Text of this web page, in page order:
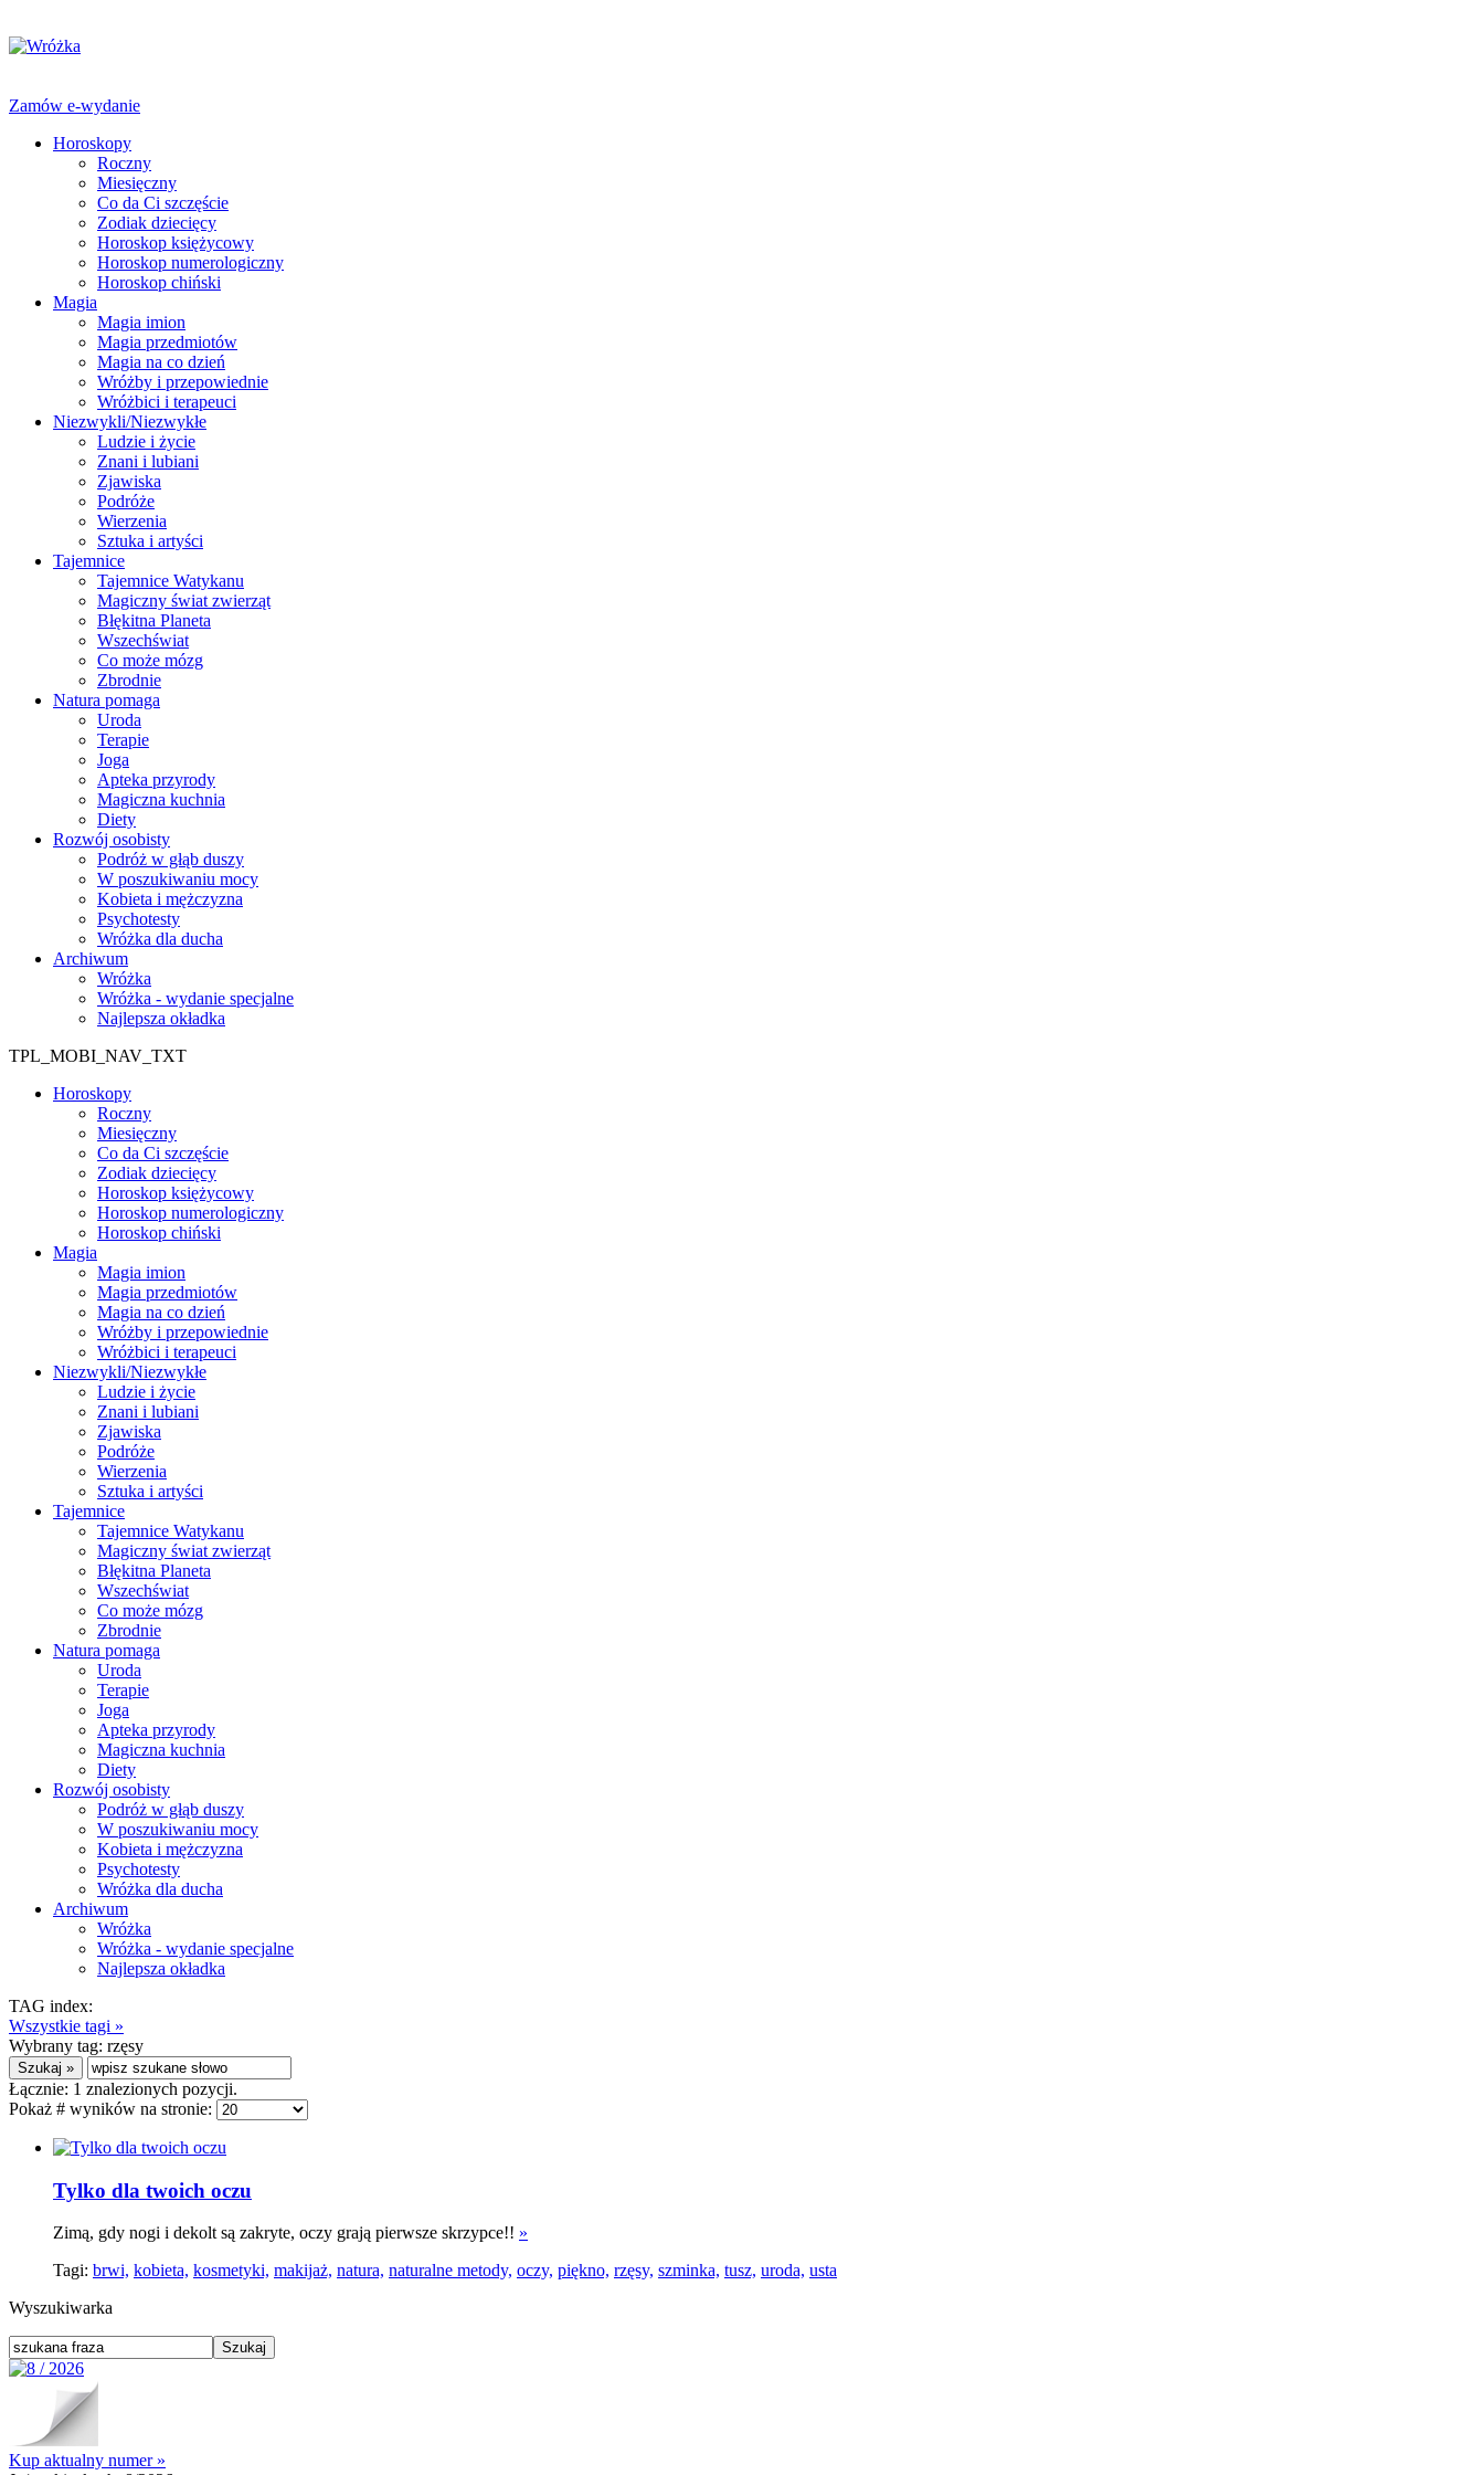
Zamów e-wydanie
Horoskopy
Roczny
Miesięczny
Co da Ci szczęście
Zodiak dziecięcy
Horoskop księżycowy
Horoskop numerologiczny
Horoskop chiński
Magia
Magia imion
Magia przedmiotów
Magia na co dzień
Wróżby i przepowiednie
Wróżbici i terapeuci
Niezwykli/Niezwykłe
Ludzie i życie
Znani i lubiani
Zjawiska
Podróże
Wierzenia
Sztuka i artyści
Tajemnice
Tajemnice Watykanu
Magiczny świat zwierząt
Błękitna Planeta
Wszechświat
Co może mózg
Zbrodnie
Natura pomaga
Uroda
Terapie
Joga
Apteka przyrody
Magiczna kuchnia
Diety
Rozwój osobisty
Podróż w głąb duszy
W poszukiwaniu mocy
Kobieta i mężczyzna
Psychotesty
Wróżka dla ducha
Archiwum
Wróżka
Wróżka - wydanie specjalne
Najlepsza okładka
TPL_MOBI_NAV_TXT
Horoskopy
Roczny
Miesięczny
Co da Ci szczęście
Zodiak dziecięcy
Horoskop księżycowy
Horoskop numerologiczny
Horoskop chiński
Magia
Magia imion
Magia przedmiotów
Magia na co dzień
Wróżby i przepowiednie
Wróżbici i terapeuci
Niezwykli/Niezwykłe
Ludzie i życie
Znani i lubiani
Zjawiska
Podróże
Wierzenia
Sztuka i artyści
Tajemnice
Tajemnice Watykanu
Magiczny świat zwierząt
Błękitna Planeta
Wszechświat
Co może mózg
Zbrodnie
Natura pomaga
Uroda
Terapie
Joga
Apteka przyrody
Magiczna kuchnia
Diety
Rozwój osobisty
Podróż w głąb duszy
W poszukiwaniu mocy
Kobieta i mężczyzna
Psychotesty
Wróżka dla ducha
Archiwum
Wróżka
Wróżka - wydanie specjalne
Najlepsza okładka
TAG index:
Wszystkie tagi »
Wybrany tag: rzęsy
Łącznie: 1 znalezionych pozycji.
Pokaż # wyników na stronie:
Tylko dla twoich oczu
Zimą, gdy nogi i dekolt są zakryte, oczy grają pierwsze skrzypce!! »
Tagi: brwi, kobieta, kosmetyki, makijaż, natura, naturalne metody, oczy, piękno, rzęsy, szminka, tusz, uroda, usta
Wyszukiwarka
Kup aktualny numer »